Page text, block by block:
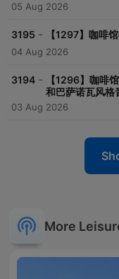
05 Aug 2026
3195 - 【1297】咖啡
04 Aug 2026
3194 -
【1296】咖啡
和巴萨诺瓦风格
03 Aug 2026
More